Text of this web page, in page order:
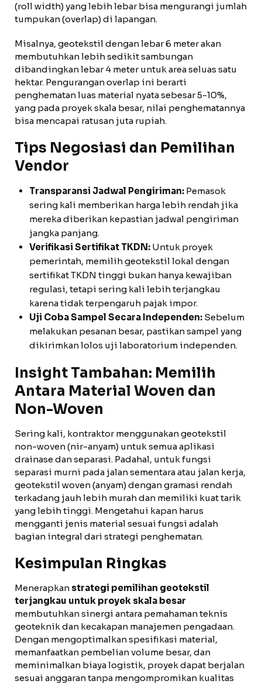
(roll width) yang lebih lebar bisa mengurangi jumlah
tumpukan (overlap) di lapangan.
Misalnya, geotekstil dengan lebar 6 meter akan
membutuhkan lebih sedikit sambungan
dibandingkan lebar 4 meter untuk area seluas satu
hektar. Pengurangan overlap ini berarti
penghematan luas material nyata sebesar 5-10%,
yang pada proyek skala besar, nilai penghematannya
bisa mencapai ratusan juta rupiah.
Tips Negosiasi dan Pemilihan
Vendor
Transparansi Jadwal Pengiriman: Pemasok
sering kali memberikan harga lebih rendah jika
mereka diberikan kepastian jadwal pengiriman
jangka panjang.
Verifikasi Sertifikat TKDN: Untuk proyek
pemerintah, memilih geotekstil lokal dengan
sertifikat TKDN tinggi bukan hanya kewajiban
regulasi, tetapi sering kali lebih terjangkau
karena tidak terpengaruh pajak impor.
Uji Coba Sampel Secara Independen: Sebelum
melakukan pesanan besar, pastikan sampel yang
dikirimkan lolos uji laboratorium independen.
Insight Tambahan: Memilih
Antara Material Woven dan
Non-Woven
Sering kali, kontraktor menggunakan geotekstil
non-woven (nir-anyam) untuk semua aplikasi
drainase dan separasi. Padahal, untuk fungsi
separasi murni pada jalan sementara atau jalan kerja,
geotekstil woven (anyam) dengan gramasi rendah
terkadang jauh lebih murah dan memiliki kuat tarik
yang lebih tinggi. Mengetahui kapan harus
mengganti jenis material sesuai fungsi adalah
bagian integral dari strategi penghematan.
Kesimpulan Ringkas
Menerapkan strategi pemilihan geotekstil
terjangkau untuk proyek skala besar
membutuhkan sinergi antara pemahaman teknis
geoteknik dan kecakapan manajemen pengadaan.
Dengan mengoptimalkan spesifikasi material,
memanfaatkan pembelian volume besar, dan
meminimalkan biaya logistik, proyek dapat berjalan
sesuai anggaran tanpa mengompromikan kualitas